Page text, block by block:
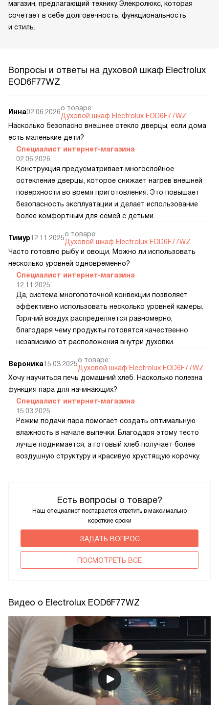
магазин, предлагающий технику Элекролюкс, которая
сочетает в себе долговечность, функциональность
и стиль.
Вопросы и ответы на духовой шкаф Electrolux
EOD6F77WZ
Есть вопросы о товаре?
Наш специалист постарается ответить в максимально
короткие сроки
ЗАДАТЬ ВОПРОС
ПОCМОТРЕТЬ ВСЕ
Инна02.06.2026о товаре:
Духовой шкаф Electrolux EOD6F77WZ
Насколько безопасно внешнее стекло дверцы, если дома
есть маленькие дети?
Специалист интернет-магазина
02.06.2026
Конструкция предусматривает многослойное
остекление дверцы, которое снижает нагрев внешней
поверхности во время приготовления. Это повышает
безопасность эксплуатации и делает использование
более комфортным для семей с детьми.
Тимур12.11.2025о товаре:
Духовой шкаф Electrolux EOD6F77WZ
Часто готовлю рыбу и овощи. Можно ли использовать
несколько уровней одновременно?
Специалист интернет-магазина
12.11.2025
Да, система многопоточной конвекции позволяет
эффективно использовать несколько уровней камеры.
Горячий воздух распределяется равномерно,
благодаря чему продукты готовятся качественно
независимо от расположения внутри духовки.
Вероника15.03.2025о товаре:
Духовой шкаф Electrolux EOD6F77WZ
Хочу научиться печь домашний хлеб. Насколько полезна
функция пара для начинающих?
Специалист интернет-магазина
15.03.2025
Режим подачи пара помогает создать оптимальную
влажность в начале выпечки. Благодаря этому тесто
лучше поднимается, а готовый хлеб получает более
воздушную структуру и красивую хрустящую корочку.
Видео о Electrolux EOD6F77WZ